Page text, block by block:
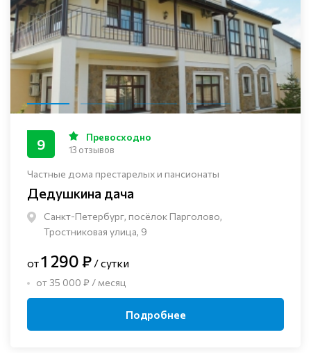
Частные дома престарелых и пансионаты
Дедушкина дача
Санкт-Петербург, посёлок Парголово,
Тростниковая улица, 9
9 Превосходно
13 отзывов
от1 290 ₽ / сутки
от 35 000 ₽ / месяц
Подробнее